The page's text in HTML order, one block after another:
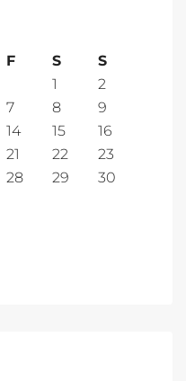
F S
S
1
2
7 8
9
14 15
16
21 22
23
28 29
30